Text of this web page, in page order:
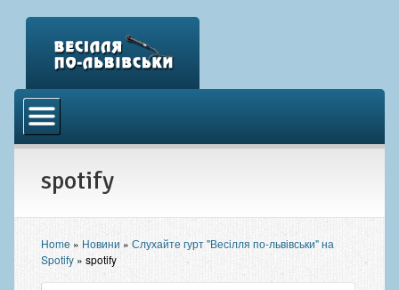
Аудіо
Новини
Контакти
spotify
Home» Новини » Слухайте гурт "Весілля по-львівськи" на
Spotify» spotify